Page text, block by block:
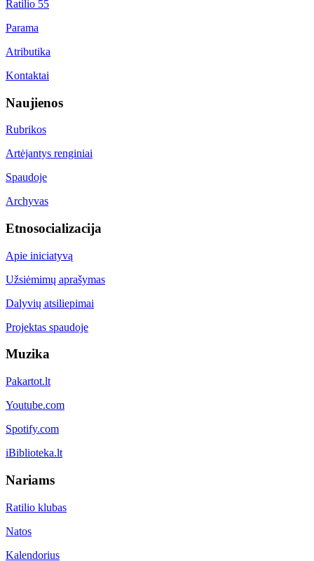
Ratilio 55
Parama
Atributika
Kontaktai
Naujienos
Rubrikos
Artėjantys renginiai
Spaudoje
Archyvas
Etnosocializacija
Apie iniciatyvą
Užsiėmimų aprašymas
Dalyvių atsiliepimai
Projektas spaudoje
Muzika
Pakartot.lt
Youtube.com
Spotify.com
iBiblioteka.lt
Nariams
Ratilio klubas
Natos
Kalendorius